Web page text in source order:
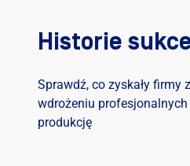
Historie
Sprawdź, co zyskały firmy
wdrożeniu
produkcję